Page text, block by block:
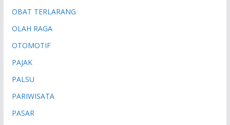
OBAT TERLARANG
OLAH RAGA
OTOMOTIF
PAJAK
PALSU
PARIWISATA
PASAR